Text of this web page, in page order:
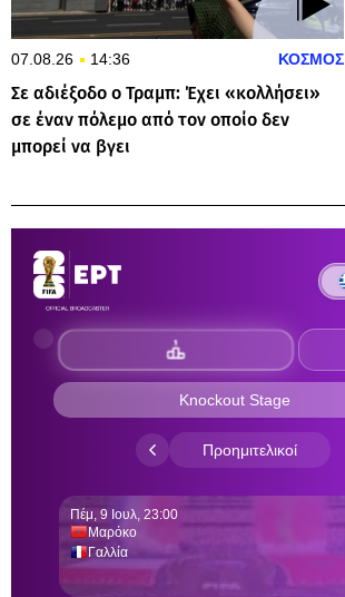
07.08.26 14:36 ΚΟΣΜΟΣ
Σε αδιέξοδο ο Τραμπ: Έχει «κολλήσει»
σε έναν πόλεμο από τον οποίο δεν
μπορεί να βγει